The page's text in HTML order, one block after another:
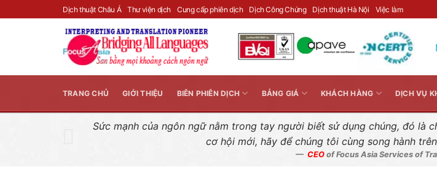
Dịch thuật Châu Á Thư viện dịch Cung cấp phiên dịch Dịch Công Chứng Dịch thuật Hà Nội Việc làm
TRANG CHỦ GIỚI THIỆU BIÊN PHIÊN DỊCH BẢNG GIÁ KHÁCH HÀNG DỊCH VỤ
Sức mạnh của ngôn ngữ nằm trong tay người biết sử dụng chúng, đó là
cơ hội mới, hãy để chúng tôi cùng song hành
CEOof Focus Asia Services of
Liên hệ nhanh